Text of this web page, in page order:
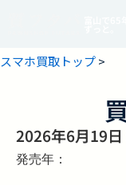
スマホ買取トップ>
2026年6月19
発売年：